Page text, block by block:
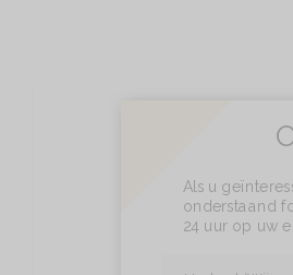
Als u
onderstaand
24 uur op uw